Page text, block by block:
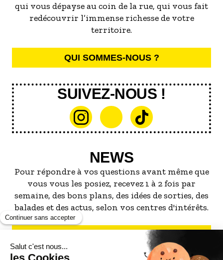
qui vous dépayse au coin de la rue, qui vous fait
redécouvrir l’immense richesse de votre
territoire.
QUI SOMMES-NOUS ?
SUIVEZ-NOUS !
NEWS
Pour répondre à vos questions avant même que
vous vous les posiez, recevez 1 à 2 fois par
semaine, des bons plans, des idées de sorties, des
balades et des actus, selon vos centres d'intérêts.
S'INSCRIRE À LA NEWSLETTER